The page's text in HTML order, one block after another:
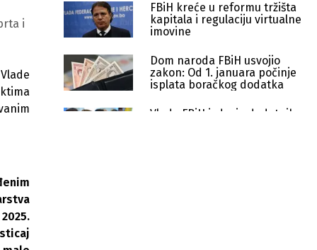
i
FBiH kreće u reformu tržišta
kapitala i regulaciju virtualne
imovine
Dom naroda FBiH usvojio
zakon: Od 1. januara počinje
isplata boračkog dodatka
Vlada FBiH izdvaja dodatnih